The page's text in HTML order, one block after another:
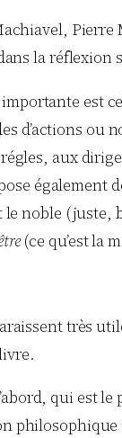
la réflexion
est
d’actions ou
aux
également
le noble
(ce qu’est la
très
qui est
philosophique